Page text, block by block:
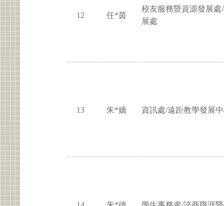
12 任*茵
校友服務暨資源發展
展處
13 朱*嬌 資訊處/遠距教學發展